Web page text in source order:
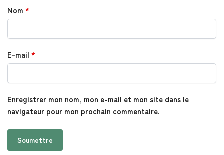
Nom *
E-mail *
Enregistrer mon nom, mon e-mail et mon site dans le
navigateur pour mon prochain commentaire.